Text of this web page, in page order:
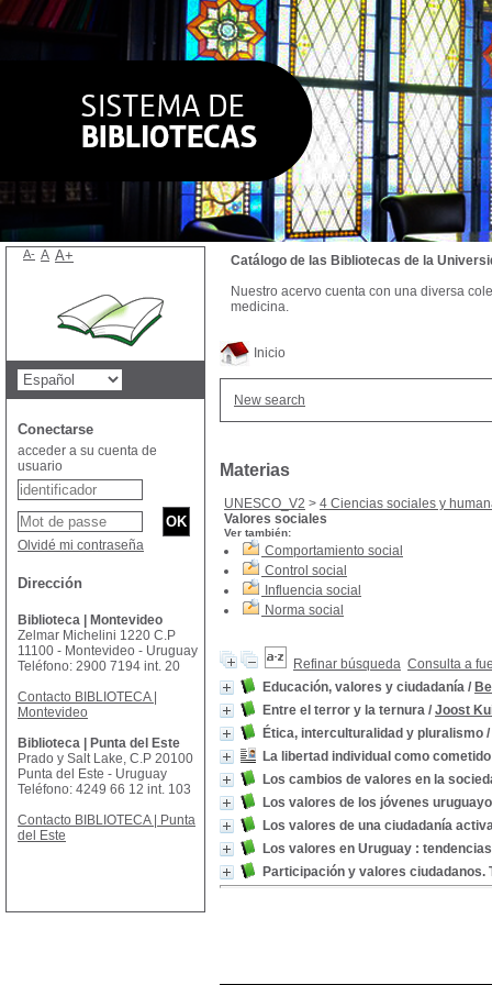
Inicio
New search
Materias
UNESCO_V2 > 4 Ciencias sociales y
Valores sociales
Ver también:
Comportamiento social
Control social
Influencia social
Norma social
Refinar búsqueda Consulta a
Educación, valores y ciudadanía /
Entre el terror y la ternura / Joost
Ética, interculturalidad y pluralismo /
La libertad individual como
Los cambios de valores en la
Los valores de los jóvenes
Los valores de una ciudadanía
Los valores en Uruguay :
Participación y valores
Catálogo de las Bibliotecas de la
Nuestro acervo cuenta con una diversa
medicina.
A- A A+
Conectarse
acceder a su cuenta de
usuario
Olvidé mi contraseña
Dirección
Biblioteca | Montevideo
Zelmar Michelini 1220 C.P
11100 - Montevideo - Uruguay
Teléfono: 2900 7194 int. 20
Contacto BIBLIOTECA |
Montevideo
Biblioteca | Punta del Este
Prado y Salt Lake, C.P 20100
Punta del Este - Uruguay
Teléfono: 4249 66 12 int. 103
Contacto BIBLIOTECA | Punta
del Este